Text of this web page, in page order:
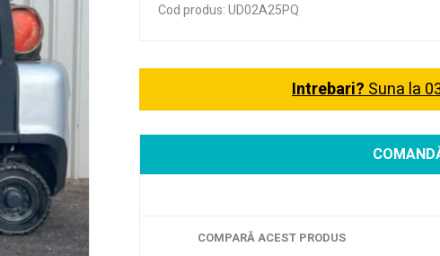
Cod produs: UD02A25PQ
Intrebari?Suna la
COMPARĂ ACEST PRODUS